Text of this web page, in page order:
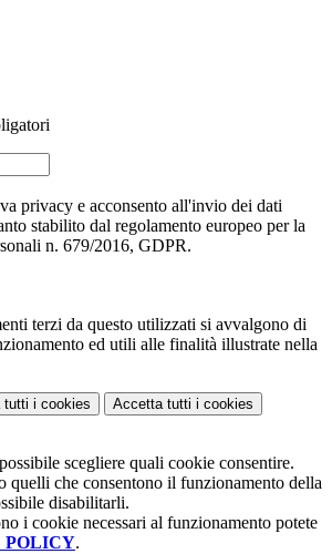
privacy e acconsento all'invio dei dati
stabilito dal regolamento europeo per la
n. 679/2016, GDPR.
terzi da questo utilizzati si avvalgono di
ed utili alle finalità illustrate nella
tutti i cookies Accetta tutti i cookies
scegliere quali cookie consentire.
quelli che consentono il funzionamento della
disabilitarli.
i cookie necessari al funzionamento potete
POLICY.